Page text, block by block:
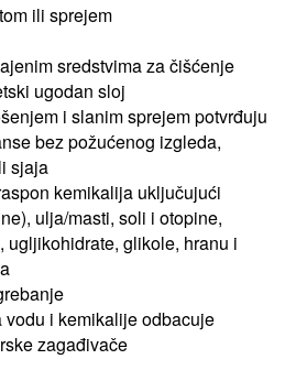
ili sprejem
sredstvima za čišćenje
ugodan sloj
i slanim sprejem potvrđuju
bez požućenog izgleda,
sjaja
kemikalija uključujući
ulja/masti, soli i otopine,
ugljikohidrate, glikole, hranu i
vodu i kemikalije odbacuje
zagađivače